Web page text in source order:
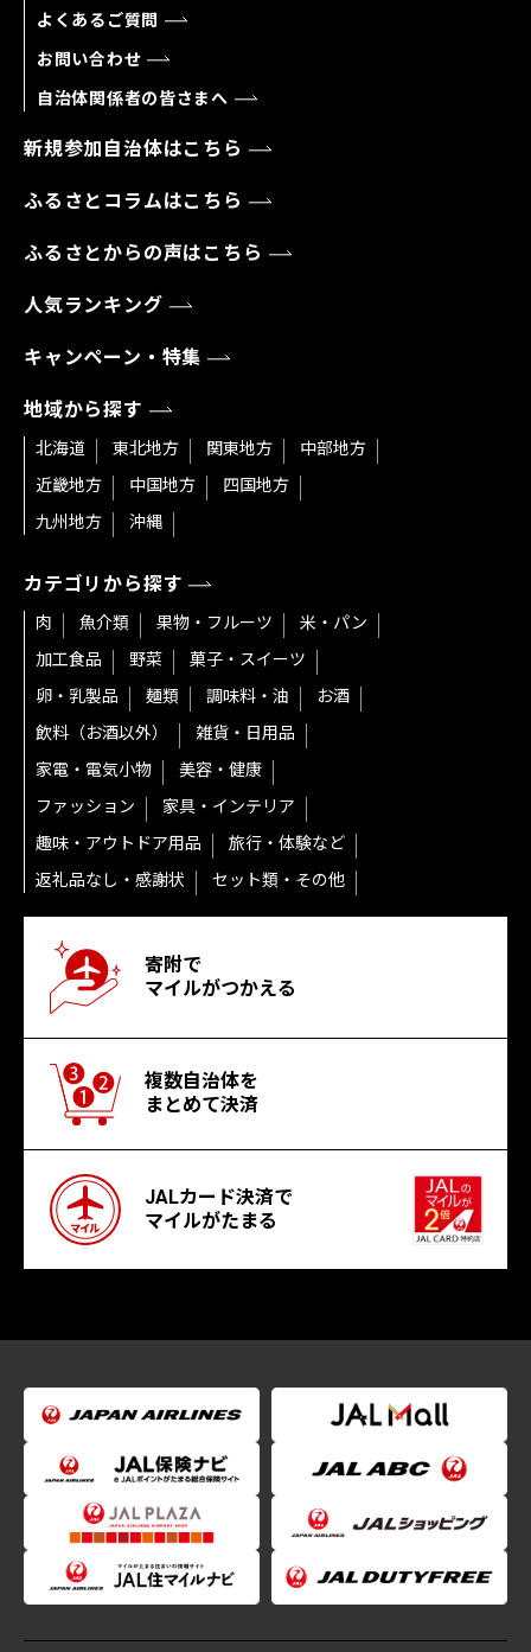
よくあるご質問
お問い合わせ
自治体関係者の皆さまへ
新規参加自治体はこちら
ふるさとコラムはこちら
ふるさとからの声はこちら
人気ランキング
キャンペーン・特集
地域から探す
北海道 東北地方 関東地方
中部地方
近畿地方
中国地方
四国地方
九州地方
沖縄
カテゴリから探す
肉 魚介類 果物・フルーツ
米・パン
加工食品
野菜
菓子・スイーツ
卵・乳製品
麺類 調味料・油
お酒
飲料（お酒以外）
雑貨・日用品
家電・電気小物
美容・健康
ファッション
家具・インテリア
趣味・アウトドア用品
旅行・体験など
返礼品なし・感謝状
セット類・その他
寄附で
マイルがつかえる
複数自治体を
まとめて決済
JALカード決済で
マイルがたまる